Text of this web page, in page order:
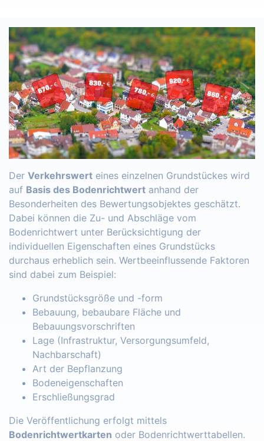
Der Verkehrswert eines einzelnen Grundstückes wird
auf Basis des Bodenrichtwert anhand der
Besonderheiten des Bewertungsobjektes geschätzt.
Dabei können die Zu- und Abschläge vom
Bodenrichtwert unter Berücksichtigung der
individuellen Eigenschaften eines Grundstücks
durchaus erheblich sein. Wertbeeinflussende Faktoren
sind dabei zum Beispiel:
Grundstücksgröße und -form
Bebauung, bebaubare Fläche und
Bebauungsvorschriften
Lage (Infrastruktur, Versorgungsumfeld,
Nachbarschaft)
Art der Bepflanzung
Bodeneigenschaften
Erschließungsgrad
Die Veröffentlichung erfolgt mittels
Bodenrichtwertkarten oder Bodenrichtwerttabellen.